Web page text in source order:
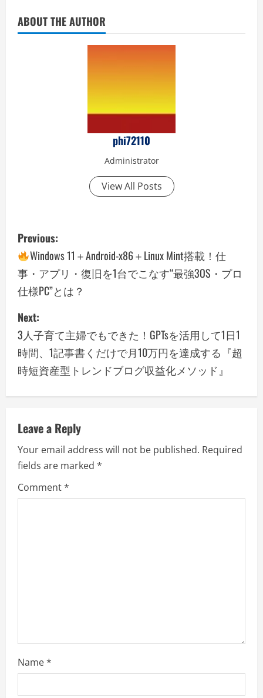
ABOUT THE AUTHOR
phi72110
Administrator
View All Posts
P
o
s
t
n
a
v
i
g
a
t
i
Previous:
Windows 11＋Android-x86＋Linux Mint搭載！仕
事・アプリ・復旧を1台でこなす“最強3OS・プロ
仕様PC”とは？
Next:
3人子育て主婦でもできた！GPTsを活用して1日1
時間、1記事書くだけで月10万円を達成する『超
時短資産型トレンドブログ収益化メソッド』
Leave a Reply
Your email address will not be published. Required
fields are marked *
Comment*
Name*